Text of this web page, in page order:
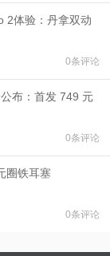
2体验：丹拿双动
0条评论
布：首发 749 元
0条评论
圈铁耳塞
0条评论